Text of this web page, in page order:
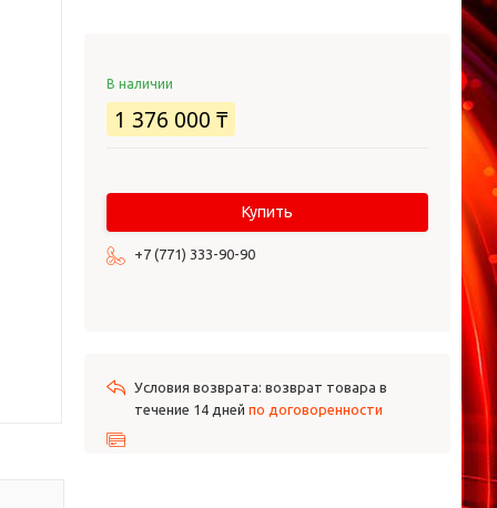
В наличии
1 376 000 ₸
Купить
+7 (771) 333-90-90
возврат товара в
течение 14 дней по договоренности